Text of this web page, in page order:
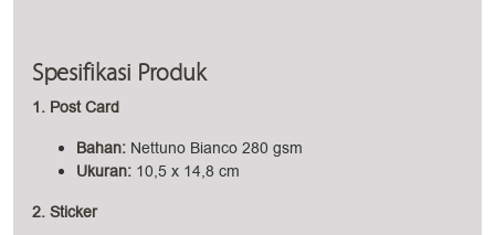
Spesifikasi Produk
1. Post Card
Bahan: Nettuno Bianco 280 gsm
Ukuran: 10,5 x 14,8 cm
2. Sticker